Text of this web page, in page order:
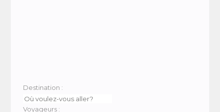
Destination :
Voyageurs :